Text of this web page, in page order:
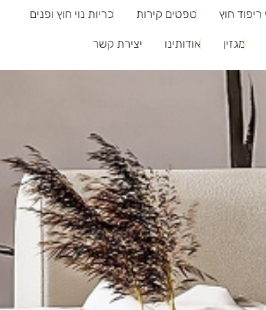
ריפוד חוץ טפטים קירות כריות נוי חוץ ופנים
מגזין אודותינו יצירת קשר